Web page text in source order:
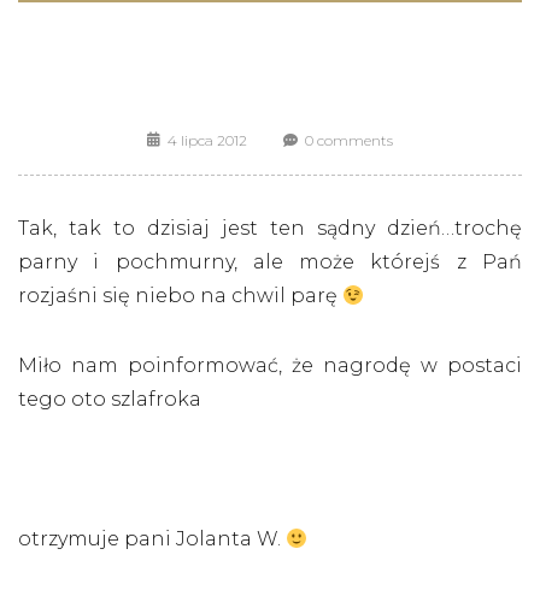
4 lipca 2012 0 comments
Tak, tak to dzisiaj jest ten sądny dzień…trochę
parny i pochmurny, ale może którejś z Pań
rozjaśni się niebo na chwil parę
Miło nam poinformować, że nagrodę w postaci
tego oto szlafroka
otrzymuje pani Jolanta W.